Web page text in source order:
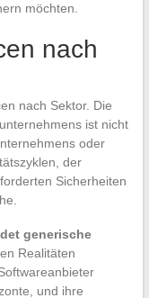
möchten.
nach
nach Sektor. Die
ist nicht
oder
der
Sicherheiten
generische
Realitäten
und ihre